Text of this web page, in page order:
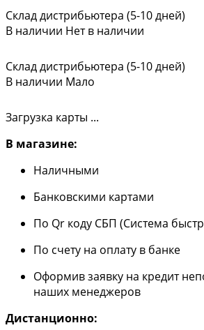
Склад дистрибьютера (5-10 дней)
В наличии Нет в наличии
Склад дистрибьютера (5-10 дней)
В наличии Мало
Загрузка карты ...
В магазине:
Наличными
Банковскими картами
По Qr коду СБП (Система
По счету на оплату в банке
Оформив заявку на кредит
наших менеджеров
Дистанционно: